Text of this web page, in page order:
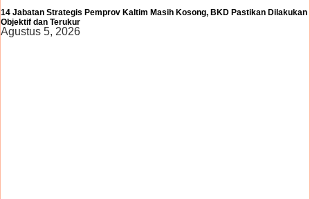
14 Jabatan Strategis Pemprov Kaltim Masih Kosong, BKD Pastikan Dilakukan
Objektif dan Terukur
Agustus 5, 2026